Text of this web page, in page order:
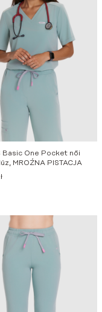
Basic One Pocket női
MROŹNA PISTACJA